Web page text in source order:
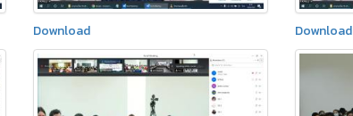
Download Download